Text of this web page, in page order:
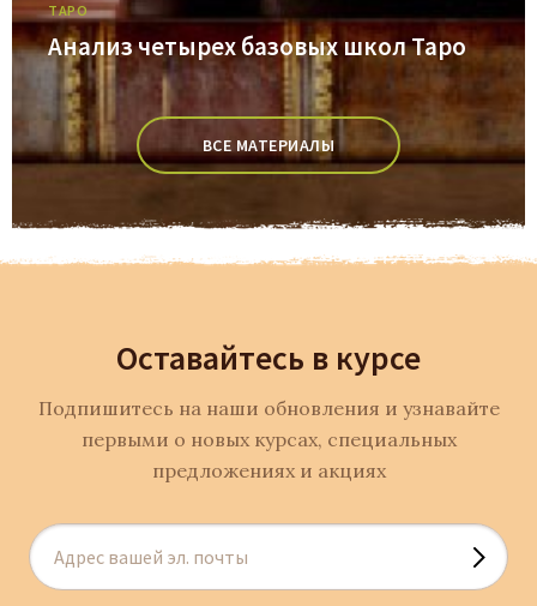
ТАРО
Анализ четырех базовых школ Таро
ВСЕ МАТЕРИАЛЫ
Оставайтесь в курсе
Подпишитесь на наши обновления и узнавайте
первыми о новых курсах, специальных
предложениях и акциях